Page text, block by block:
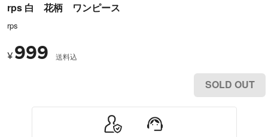
rps 白 花柄 ワンピース
rps
¥ 999 送料込
SOLD OUT